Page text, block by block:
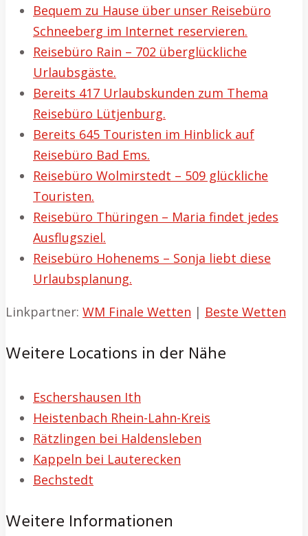
Bequem zu Hause über unser Reisebüro
Schneeberg im Internet reservieren.
Reisebüro Rain – 702 überglückliche
Urlaubsgäste.
Bereits 417 Urlaubskunden zum Thema
Reisebüro Lütjenburg.
Bereits 645 Touristen im Hinblick auf
Reisebüro Bad Ems.
Reisebüro Wolmirstedt – 509 glückliche
Touristen.
Reisebüro Thüringen – Maria findet jedes
Ausflugsziel.
Reisebüro Hohenems – Sonja liebt diese
Urlaubsplanung.
Linkpartner: WM Finale Wetten | Beste Wetten
Weitere Locations in der Nähe
Eschershausen Ith
Heistenbach Rhein-Lahn-Kreis
Rätzlingen bei Haldensleben
Kappeln bei Lauterecken
Bechstedt
Weitere Informationen